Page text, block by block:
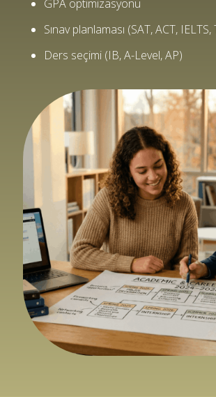
GPA optimizasyonu
Sınav planlaması (SAT, ACT, IELTS,
Ders seçimi (IB, A-Level, AP)